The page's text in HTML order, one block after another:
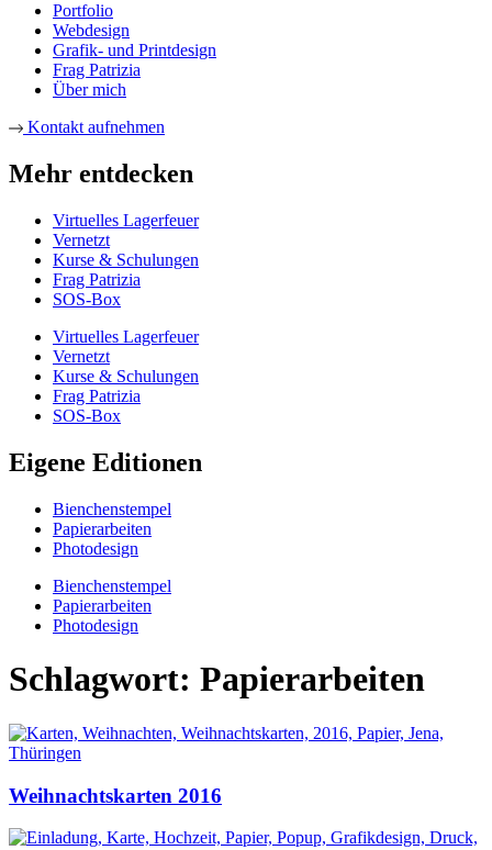
Portfolio
Webdesign
Grafik- und Printdesign
Frag Patrizia
Über mich
Kontakt aufnehmen
Mehr entdecken
Virtuelles Lagerfeuer
Vernetzt
Kurse & Schulungen
Frag Patrizia
SOS-Box
Virtuelles Lagerfeuer
Vernetzt
Kurse & Schulungen
Frag Patrizia
SOS-Box
Eigene Editionen
Bienchenstempel
Papierarbeiten
Photodesign
Bienchenstempel
Papierarbeiten
Photodesign
Schlagwort: Papierarbeiten
Weihnachtskarten 2016